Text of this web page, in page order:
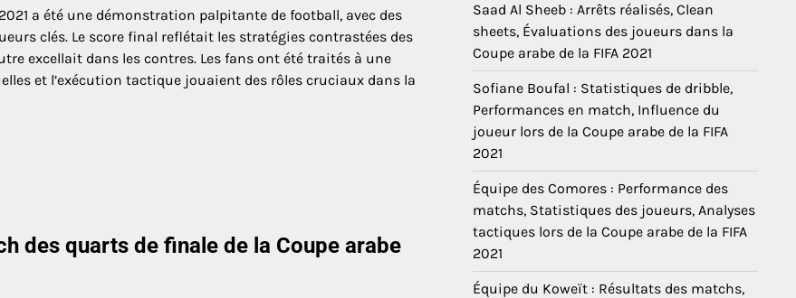
2021 a été une démonstration palpitante de football, avec des
clés. Le score final reflétait les stratégies contrastées des
excellait dans les contres. Les fans ont été traités à une
et l’exécution tactique jouaient des rôles cruciaux dans la
des quarts de finale de la Coupe arabe
Saad Al Sheeb : Arrêts réalisés, Clean
sheets, Évaluations des joueurs dans la
Coupe arabe de la FIFA 2021
Sofiane Boufal : Statistiques de dribble,
Performances en match, Influence du
joueur lors de la Coupe arabe de la FIFA
2021
Équipe des Comores : Performance des
matchs, Statistiques des joueurs, Analyses
tactiques lors de la Coupe arabe de la FIFA
2021
Équipe du Koweït : Résultats des matchs,